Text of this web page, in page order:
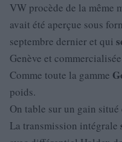
VW procède de la même
avait été aperçue sous
septembre dernier et qui
Genève et
Comme toute la gamme
poids.
On table sur un gain
La transmission intégrale